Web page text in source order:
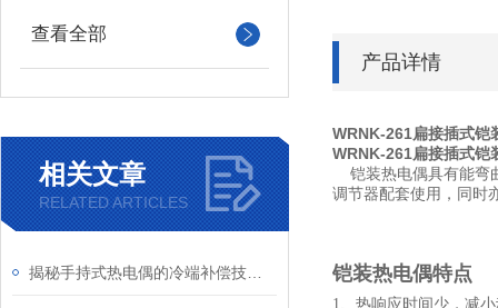
查看全部
相关文章
RELATED ARTICLES
产品详情
WRNK-261扁接插式铠
WRNK-261扁接插式铠
铠装热电偶具有能弯
调节器配套使用，同时
铠装热电偶特点
1、热响应时间少，减